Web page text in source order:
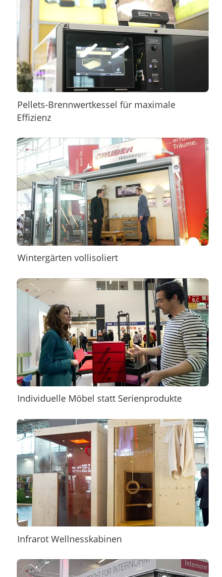
Pellets-Brennwertkessel für maximale
Effizienz
Wintergärten vollisoliert
Individuelle Möbel statt Serienprodukte
Infrarot Wellnesskabinen